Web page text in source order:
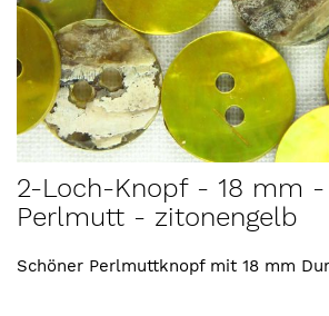
Anfang
der
springen
2-Loch-Knopf - 18 mm -
Perlmutt - zitonengelb
Schöner Perlmuttknopf mit 18 mm